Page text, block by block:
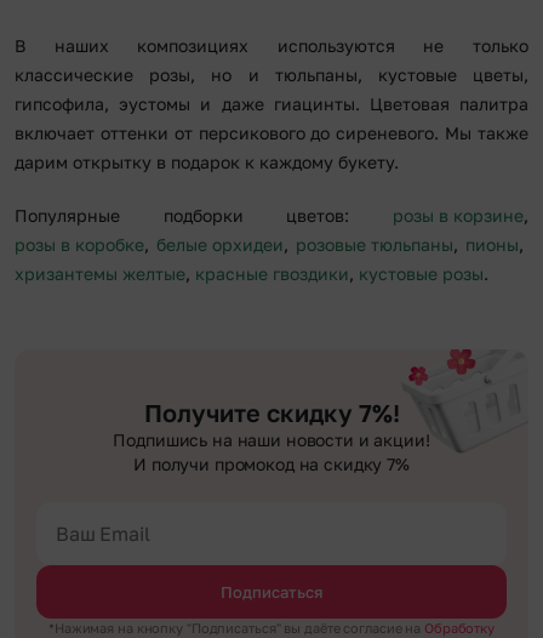
В наших композициях используются не только
классические розы, но и тюльпаны, кустовые цветы,
гипсофила, эустомы и даже гиацинты. Цветовая палитра
включает оттенки от персикового до сиреневого. Мы также
дарим открытку в подарок к каждому букету.
Популярные подборки цветов: розы в корзине,
розы в коробке, белые орхидеи, розовые тюльпаны, пионы,
хризантемы желтые, красные гвоздики, кустовые розы.
Получите скидку 7%!
Подпишись на наши новости и акции!
И получи промокод на скидку 7%
Подписаться
*Нажимая на кнопку "Подписаться" вы даёте согласие на Обработку